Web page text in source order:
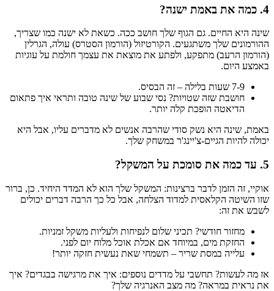
4. כמה את באמת ישנה?
שינה היא החיים. גם הגוף שלך חושב ככה. כשאת לא ישנה כמו שצריך,
ההורמונים שלך משתגעים. הקורטיזול (הורמון הסטרס) עולה, הגרלין
(הורמון הרעב) מתפקע, ולפתע את מוצאת את עצמך חולמת על עוגיות
באמצע היום.
7-9 שעות בלילה – זה הבסיס.
חושבת שזה שטויות? נסי שבוע של שינה טובה ותראי איך פתאום
הדיאטה הופכת קלה יותר.
באמת, שינה היא נשק סודי שהרבה אנשים לא מדברים עליו, אבל היא
יכולה להיות הגיים-צ'יינג'ר במשחק שלך.
5. עד כמה את סומכת על המשקל?
אוקיי, זה הזמן לדבר ברצינות: המשקל שלך הוא לא המדד היחיד. כן, ברור
שזו השיטה הקלאסית למדוד הצלחה, אבל כל כך הרבה דברים יכולים
לשבש את זה:
מחזור חודשי? תכיני שלום לנפיחות ולעליות משקל זמניות.
החזקת מים, במיוחד אם אכלת אוכל מלוח יום לפני.
עלייה במסת שריר – תשמחי שאת נעשית חזקה יותר!
אז מה לעשות? תחשבי על מדדים נוספים: איך את מרגישה בבגדים? איך
את נראית במראה? מה מצב האנרגיה שלך?